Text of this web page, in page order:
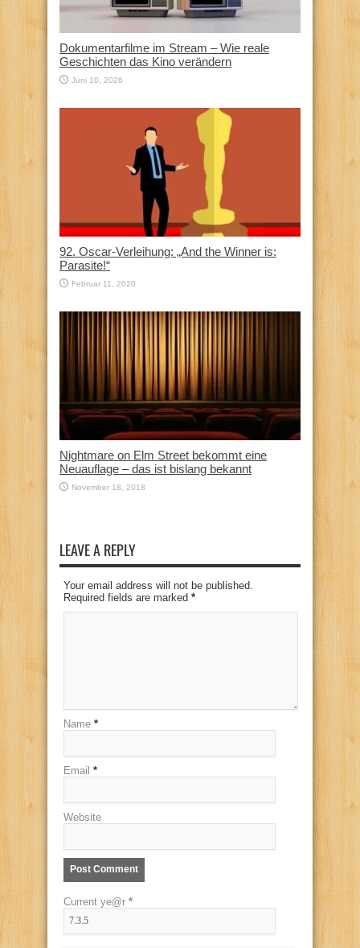
Dokumentarfilme im Stream – Wie reale
Geschichten das Kino verändern
Juni 10, 2026
92. Oscar-Verleihung: „And the Winner is:
Parasite!“
Februar 11, 2020
Nightmare on Elm Street bekommt eine
Neuauflage – das ist bislang bekannt
November 18, 2018
LEAVE A REPLY
Your email address will not be published.
Required fields are marked *
Name *
Email *
Website
Current ye@r *